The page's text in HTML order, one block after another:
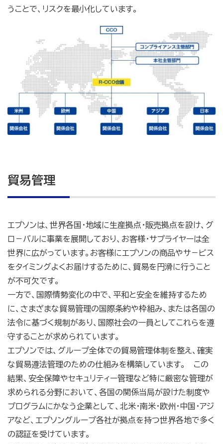
うことで、リスクを最小化しています。
貿易管理
エプソンは、世界各国・地域に生産拠点・販売拠点を設け、グ
ロ－バルに事業を展開しており、お客様・サプライヤーは全
世界に広がっています。お客様にエプソンの商品やサ－ビス
をタイミングよくお届けするために、貿易を円滑に行うこと
が不可欠です。
一方で、国際情勢変化の中で、平和と安全を維持するため
に、さまざまな貿易管理の国際条約や枠組み、または各国の
法令に基づく規制があり、国際社会の一員としてこれらを遵
守することが求められています。
エプソンでは、グループ全体での貿易管理体制を整え、確実
な貿易遵法管理のための仕組みを構築しています。 この
結果、安全保障やセキュリティー管理など特に厳密な管理が
求められる分野において、各国の関係当局が設けた制度や
プログラムにかなう企業として、北米・南米・欧州・中国・アジ
アなど、エプソングループ各社が拠点を持つ世界各地で多く
の認証を受けています。